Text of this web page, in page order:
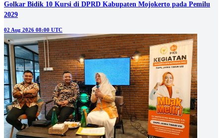
Golkar Bidik 10 Kursi di DPRD Kabupaten Mojokerto pada Pemilu
2029
02 Aug 2026 08:00 UTC